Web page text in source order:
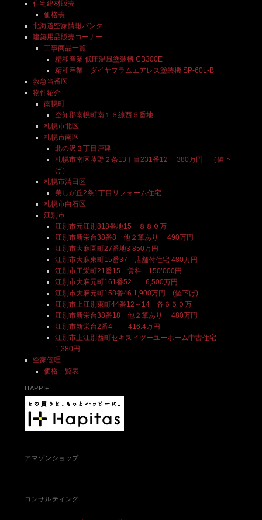
住宅建材販売
価格表
北海道空家情報バンク
建築用品販売コーナー
工事商品一覧
精和産業 低圧温風塗装機 CB300E
精和産業 ダイヤフラムエアレス塗装機 SP-60L-B
救急当番医
物件紹介
南幌町
空知郡南幌町南１６線西５番地
札幌市北区
札幌市南区
北の沢３丁目戸建
札幌市南区藤野２条13丁目231番12 380万円 （値下
げ）
札幌市清田区
美しが丘2条1丁目リフォーム住宅
札幌市白石区
江別市
江別市元江別818番地15 ８８０万
江別市新栄台38番8 他２筆あり 490万円
江別市大麻園町27番地3 850万円
江別市大麻東町15番37 店舗付住宅 480万円
江別市工栄町21番15 賃料 150’000円
江別市大麻元町161番52 6,500万円
江別市大麻元町158番46 1,900万円 (値下げ)
江別市上江別東町44番12～14 各６５０万
江別市新栄台38番18 他２筆あり 480万円
江別市新栄台2番4 416.4万円
江別市上江別西町セキスイツーユーホーム中古住宅
1,380円
空家管理
価格一覧表
HAPPI+
アマゾンショップ
コンサルティング